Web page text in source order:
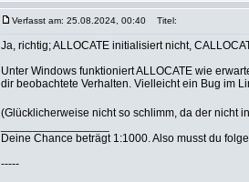
Verfasst am: 25.08.2024, 00:40 Titel:
Ja, richtig; ALLOCATE initialisiert nicht,
Unter Windows funktioniert ALLOCATE wie
dir beobachtete Verhalten. Vielleicht ein Bug im
(Glücklicherweise nicht so schlimm, da der nicht
Deine Chance beträgt 1:1000. Also musst du
-----